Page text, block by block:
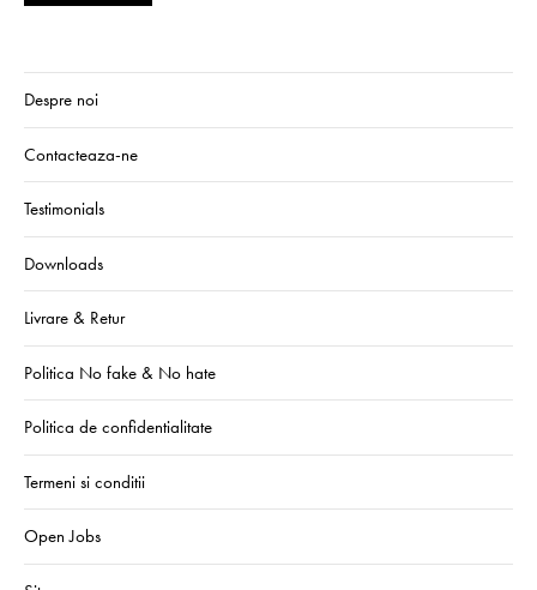
Despre noi
Contacteaza-ne
Testimonials
Downloads
Livrare & Retur
Politica No fake & No hate
Politica de confidentialitate
Termeni si conditii
Open Jobs